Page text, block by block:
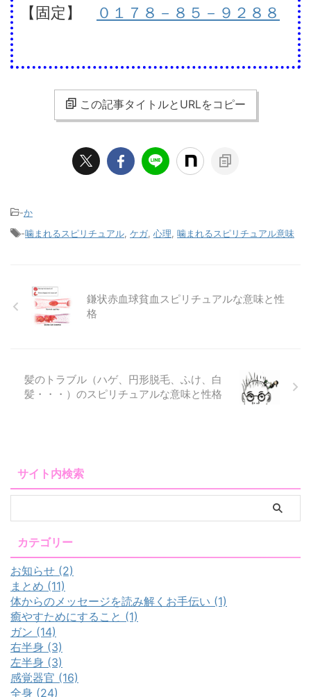
【固定】
０１７８－８５－９２８８
この記事タイトルとURLをコピー
-か
-噛まれるスピリチュアル ケガ 心理 噛まれるスピリチュアル意味
鎌状赤血球貧血スピリチュアルな意味と性
格
髪のトラブル（ハゲ、円形脱毛、ふけ、白
髪・・・）のスピリチュアルな意味と性格
サイト内検索
カテゴリー
お知らせ (2)
まとめ (11)
体からのメッセージを読み解くお手伝い (1)
癒やすためにすること (1)
ガン (14)
右半身 (3)
左半身 (3)
感覚器官 (16)
全身 (24)